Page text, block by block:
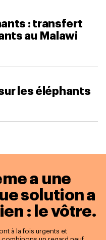
: transfert
au Malawi
les éléphants
a une
solution a
: le vôtre.
à la fois urgents et